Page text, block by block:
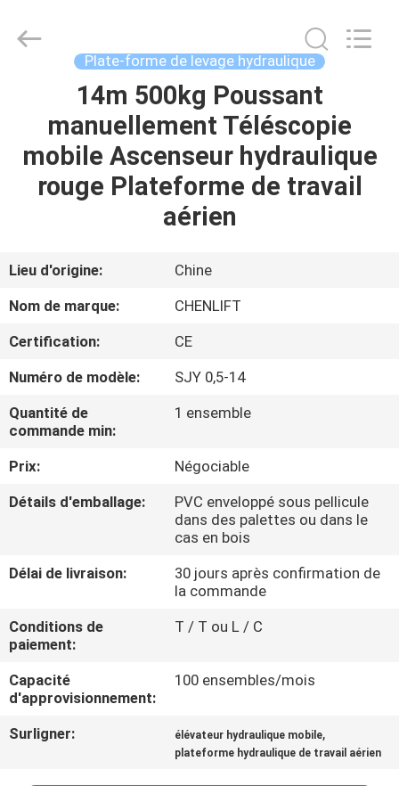
MAISON
À
PROPOS
DE
VISITE
L'USINE
DE
QUALITÉ
NOUS
CONTACTER
MACHINERY
Plate-forme de levage hydraulique
14m 500kg Poussant
manuellement Téléscopie
mobile Ascenseur hydraulique
rouge Plateforme de travail
aérien
Lieu d'origine:
Chine
Nom de marque:
CHENLIFT
Certification:
CE
Numéro de modèle:
SJY 0,5-14
Quantité de
commande min:
1 ensemble
Prix:
Négociable
Détails d'emballage:
PVC enveloppé sous pellicule
dans des palettes ou dans le
cas en bois
Délai de livraison:
30 jours après confirmation de
la commande
Conditions de
paiement:
T / T ou L / C
Capacité
d'approvisionnement:
100 ensembles/mois
Surligner: élévateur hydraulique mobile,
plateforme hydraulique de travail aérien